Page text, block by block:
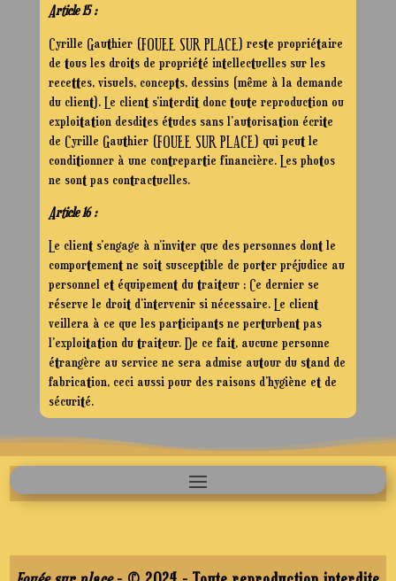
Article 15 :
Cyrille Gauthier (FOUEE SUR PLACE) reste propriétaire
de tous les droits de propriété intellectuelles sur les
recettes, visuels, concepts, dessins (même à la demande
du client). Le client s’interdit donc toute reproduction ou
exploitation desdites études sans l’autorisation écrite
de Cyrille Gauthier (FOUEE SUR PLACE) qui peut le
conditionner à une contrepartie financière. Les photos
ne sont pas contractuelles.
Article 16 :
Le client s’engage à n’inviter que des personnes dont le
comportement ne soit susceptible de porter préjudice au
personnel et équipement du traiteur ; Ce dernier se
réserve le droit d’intervenir si nécessaire. Le client
veillera à ce que les participants ne perturbent pas
l’exploitation du traiteur. De ce fait, aucune personne
étrangère au service ne sera admise autour du stand de
fabrication, ceci aussi pour des raisons d’hygiène et de
sécurité.